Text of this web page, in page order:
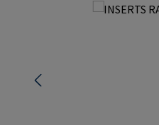
Ignorer la galerie d'images